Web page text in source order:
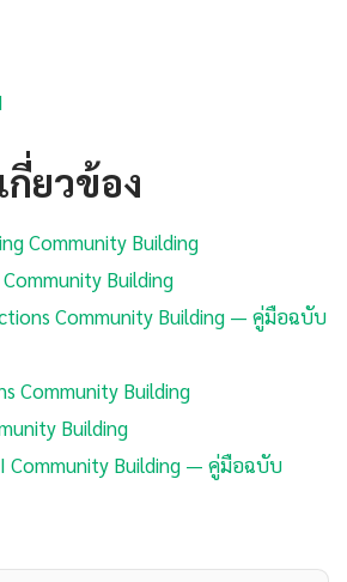
ยวข้อง
Community Building
Building
Community Building — คู่มือฉบับ
Community Building
Building
Community Building — คู่มือฉบับ